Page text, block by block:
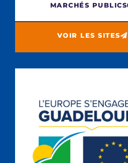
MARCHÉS PUBLICS
VOIR LES SITES